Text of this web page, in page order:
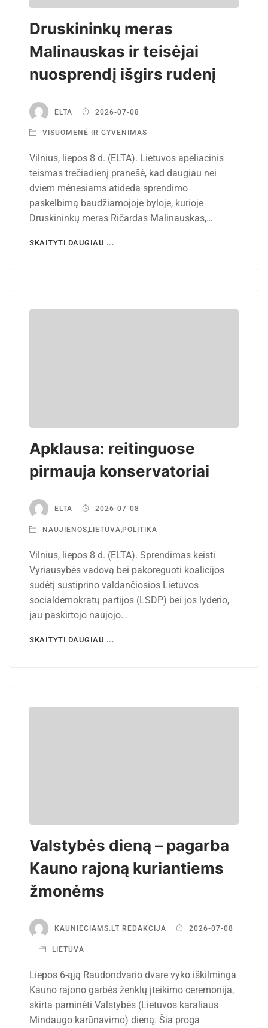
Druskininkų meras
Malinauskas ir teisėjai
nuosprendį išgirs rudenį
ELTA 2026-07-08
VISUOMENĖ IR GYVENIMAS
Vilnius, liepos 8 d. (ELTA). Lietuvos apeliacinis
teismas trečiadienį pranešė, kad daugiau nei
dviem mėnesiams atideda sprendimo
paskelbimą baudžiamojoje byloje, kurioje
Druskininkų meras Ričardas Malinauskas,…
SKAITYTI DAUGIAU ...
Apklausa: reitinguose
pirmauja konservatoriai
ELTA 2026-07-08
NAUJIENOS LIETUVA POLITIKA
Vilnius, liepos 8 d. (ELTA). Sprendimas keisti
Vyriausybės vadovą bei pakoreguoti koalicijos
sudėtį sustiprino valdančiosios Lietuvos
socialdemokratų partijos (LSDP) bei jos lyderio,
jau paskirtojo naujojo…
SKAITYTI DAUGIAU ...
Valstybės dieną – pagarba
Kauno rajoną kuriantiems
žmonėms
KAUNIECIAMS.LT REDAKCIJA 2026-07-08
LIETUVA
Liepos 6-ąją Raudondvario dvare vyko iškilminga
Kauno rajono garbės ženklų įteikimo ceremonija,
skirta paminėti Valstybės (Lietuvos karaliaus
Mindaugo karūnavimo) dieną. Šia proga